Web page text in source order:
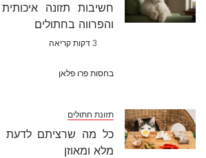
חשיבות תזונה
והפרווה בחתולים
3 דקות קריאה
בחסות פרו פלאן
תזונת חתולים
כל מה שרציתם לדעת
מלא ומאוזן